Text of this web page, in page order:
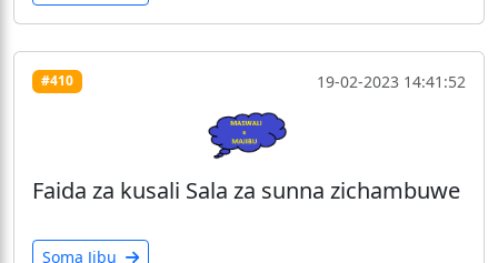
#410 19-02-2023 14:41:52
Faida za kusali Sala za sunna zichambuwe
Soma Jibu